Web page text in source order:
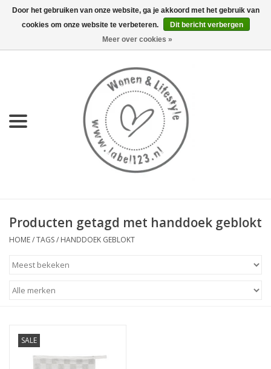
0 Artikelen - €0,00
KEUKEN
LIFESTYLE
MEUBELS
STATIONARY
Producten getagd met handdoek geblokt
HOME/TAGS/ HANDDOEK GEBLOKT
SALE
Door het gebruiken van onze website, ga je akkoord met het gebruik van
cookies om onze website te verbeteren.
Dit bericht verbergen
Meer over cookies »